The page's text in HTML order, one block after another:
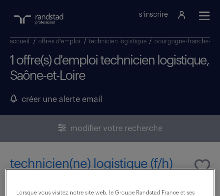
s'inscrire
accueil / offres d'emploi / technicien logistique / bourgogne-franche-
1 offre(s) d'emploi technicien logistique,
Saône-et-Loire
créer une alerte email
modifier votre recherche
technicien(ne) logistique (f/h)
Lorsque vous visitez notre site web, le Groupe Randstad France et ses